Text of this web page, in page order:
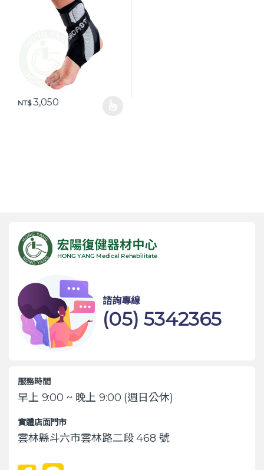
NT$3,050
諮詢專線
(05) 5342365
服務時間
早上 9:00 ~ 晚上 9:00 (週日公休)
實體店面門市
雲林縣斗六市雲林路二段 468 號